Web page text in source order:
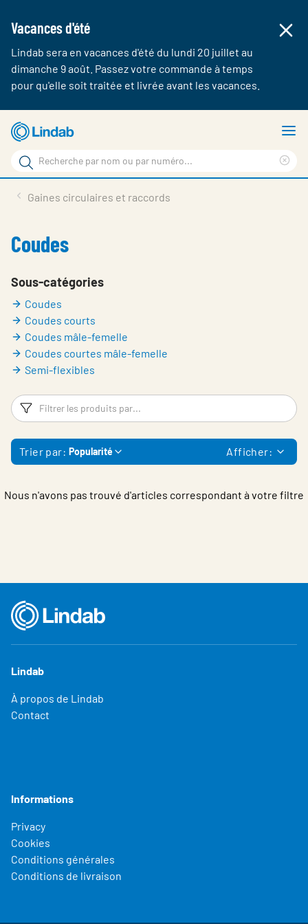
Vacances d'été
Lindab sera en vacances d'été du lundi 20 juillet au
dimanche 9 août. Passez votre commande à temps
pour qu'elle soit traitée et livrée avant les vacances.
Aller
au
contenu
principal
Rechercher
Rechercher
sur
Contact
Login
Choose languge
Belgium - French
Gaines circulaires et raccords
Coudes
Sous-catégories
Coudes
Coudes courts
Coudes mâle-femelle
Coudes courtes mâle-femelle
Semi-flexibles
Filtres
Trier par: Popularité Afficher:
Nous n'avons pas trouvé d'articles correspondant à votre filtre
Lindab
À propos de Lindab
Contact
Informations
Privacy
Cookies
Conditions générales
Conditions de livraison